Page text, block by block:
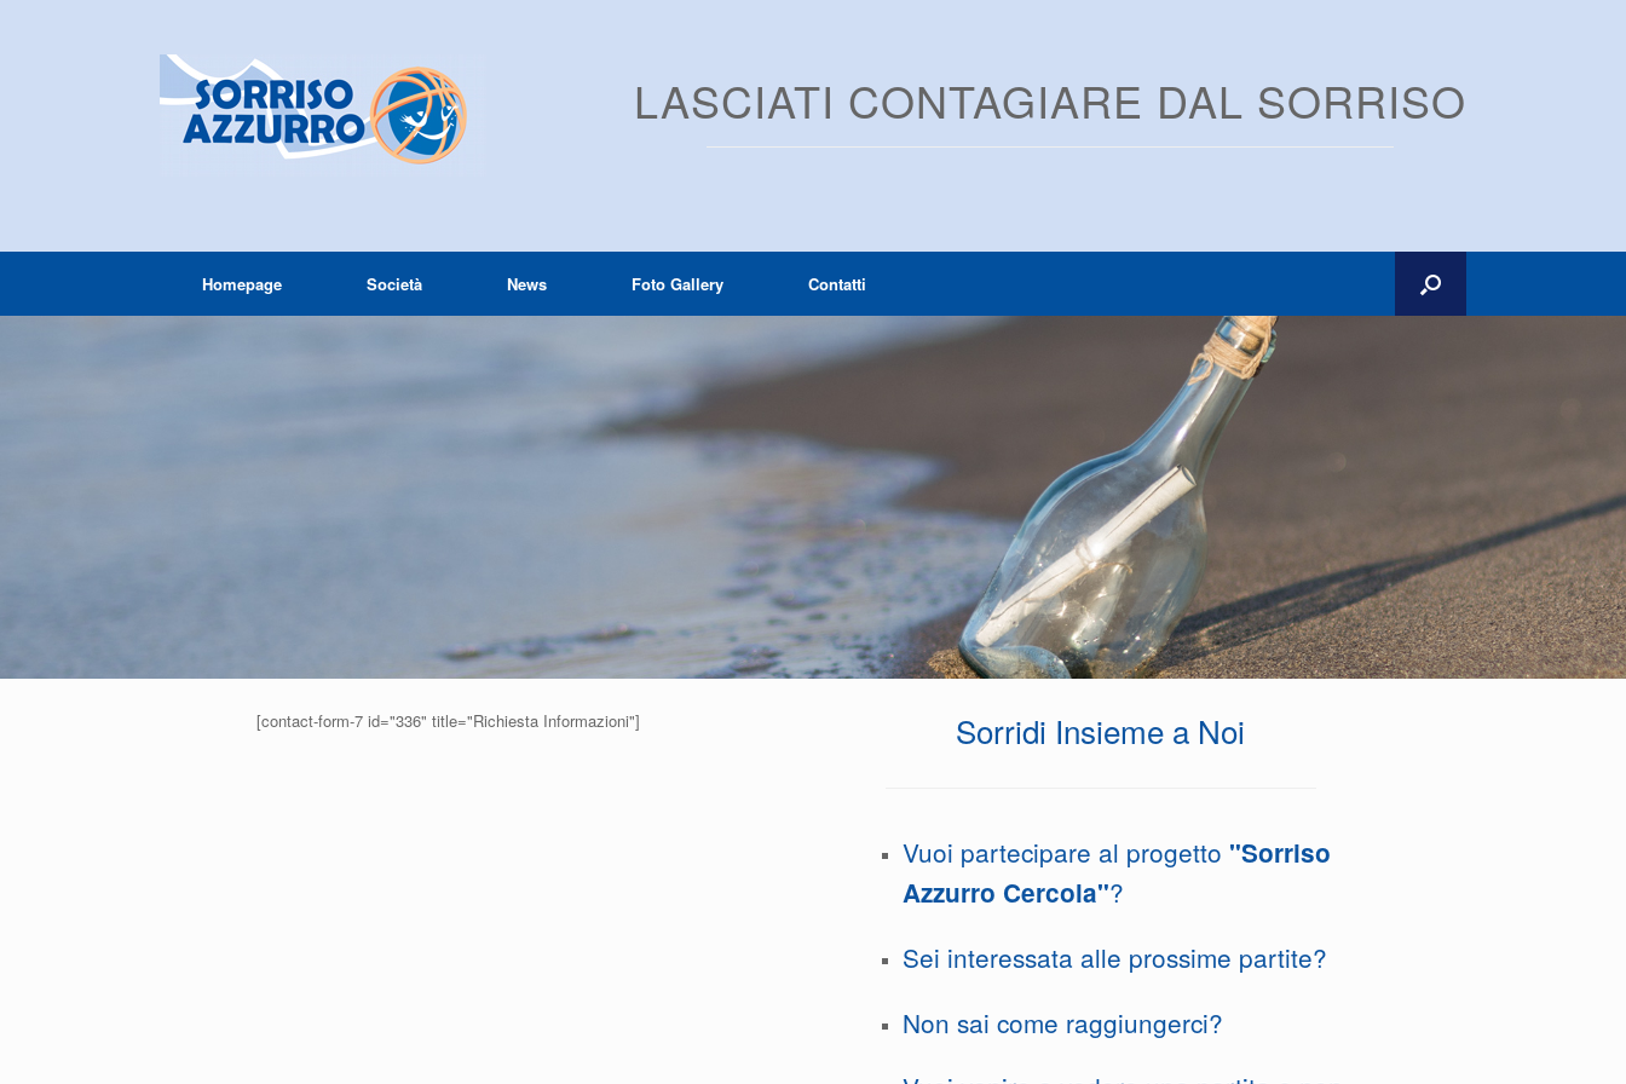
LASCIATI CONTAGIARE DAL SORRISO
Homepage Società News Foto Gallery Contatti
[contact-form-7 id="336" title="Richiesta Informazioni"] Sorridi Insieme a Noi
Vuoi partecipare al progetto "Sorriso
Azzurro Cercola"?
Sei interessata alle prossime partite?
Non sai come raggiungerci?